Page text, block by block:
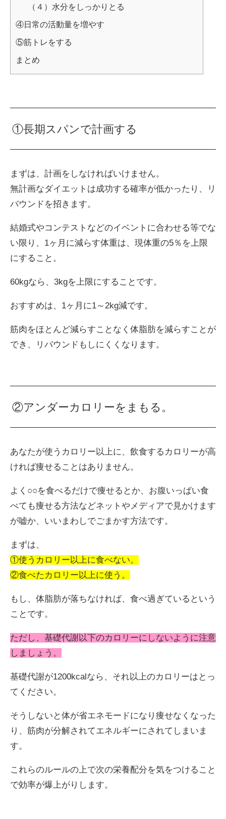
（４）水分をしっかりとる
④日常の活動量を増やす
⑤筋トレをする
まとめ
①長期スパンで計画する
まずは、計画をしなければいけません。
無計画なダイエットは成功する確率が低かったり、リ
バウンドを招きます。
結婚式やコンテストなどのイベントに合わせる等でな
い限り、1ヶ月に減らす体重は、現体重の5％を上限
にすること。
60kgなら、3kgを上限にすることです。
おすすめは、1ヶ月に1～2kg減です。
筋肉をほとんど減らすことなく体脂肪を減らすことが
でき、リバウンドもしにくくなります。
②アンダーカロリーをまもる。
あなたが使うカロリー以上に、飲食するカロリーが高
ければ痩せることはありません。
よく○○を食べるだけで痩せるとか、お腹いっぱい食
べても痩せる方法などネットやメディアで見かけます
が嘘か、いいまわしでごまかす方法です。
まずは、
①使うカロリー以上に食べない。
②食べたカロリー以上に使う。
もし、体脂肪が落ちなければ、食べ過ぎているという
ことです。
ただし、基礎代謝以下のカロリーにしないように注意
しましょう。
基礎代謝が1200kcalなら、それ以上のカロリーはとっ
てください。
そうしないと体が省エネモードになり痩せなくなった
り、筋肉が分解されてエネルギーにされてしまいま
す。
これらのルールの上で次の栄養配分を気をつけること
で効率が爆上がりします。